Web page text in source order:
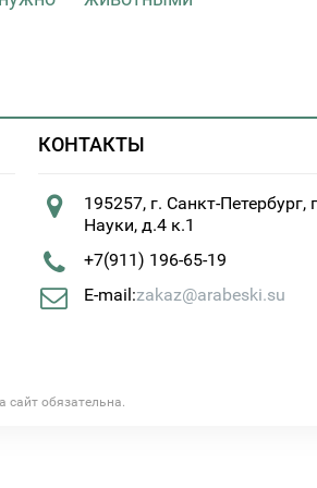
КОНТАКТЫ
195257, г. Санкт-Петербург,
Науки, д.4 к.1
+7(911) 196-65-19
E-mail:zakaz@arabeski.su
обязательна.